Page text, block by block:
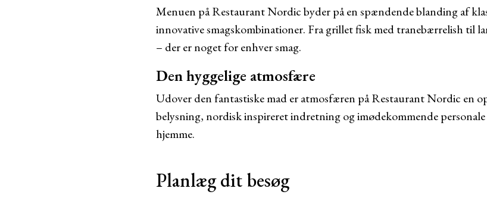
Menuen på Restaurant Nordic byder på en spændende blanding af
innovative smagskombinationer. Fra grillet fisk med tranebærrelish til
– der er noget for enhver smag.
Den hyggelige atmosfære
Udover den fantastiske mad er atmosfæren på Restaurant Nordic en
belysning, nordisk inspireret indretning og imødekommende
hjemme.
Planlæg dit besøg